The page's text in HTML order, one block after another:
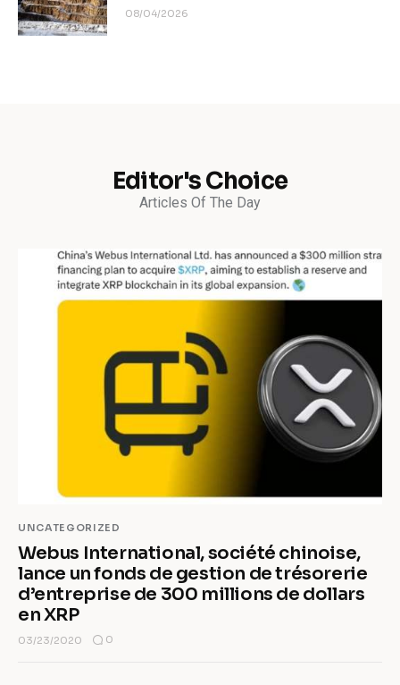
08/04/2026
Editor's Choice
Articles Of The Day
UNCATEGORIZED
Webus International, société chinoise,
lance un fonds de gestion de trésorerie
d’entreprise de 300 millions de dollars
en XRP
03/23/2020 0